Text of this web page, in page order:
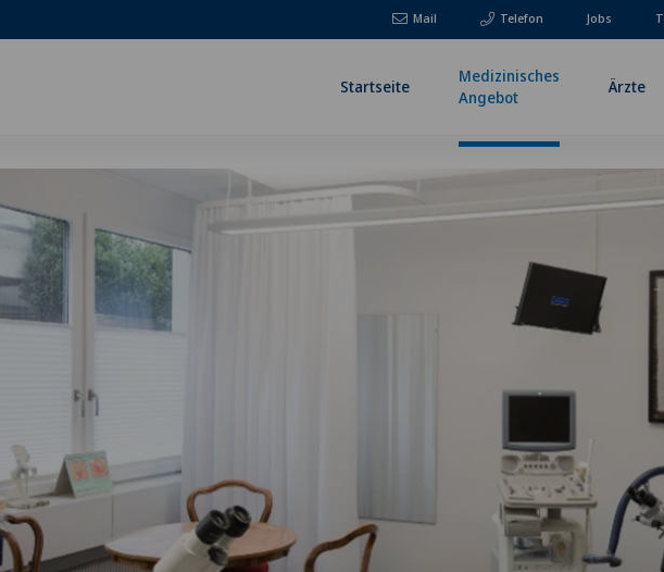
Mail Telefon Jobs
Startseite
Medizinisches
Angebot
Ärzte